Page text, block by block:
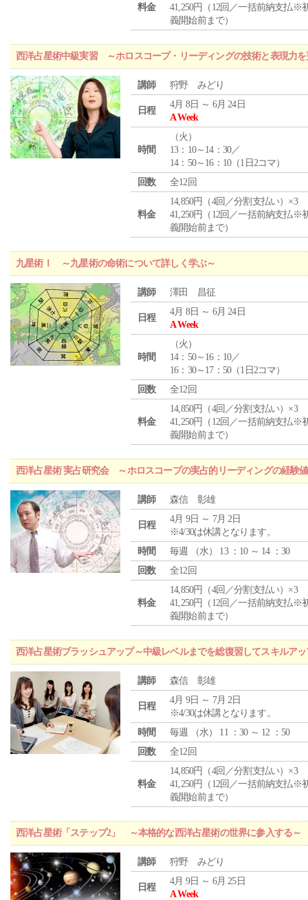
料金
41,250円（12回／一括前納支払※
義開始前まで）
西洋占星術中級実習 ～ホロスコープ・リーディングの技術と表現力
講師 狩野 みどり
日程
4月 8日 ～ 6月 24日
A Week
時間
（火 ）
13：10～14：30／
14：50～16：10（1日2コマ）
回数
全12回
料金
14,850円（4回／分割支払い）×3
41,250円（12回／一括前納支払※
義開始前まで）
九星術Ⅰ ～九星術の命術について詳しく学ぶ～
講師 澤田 昌征
日程
4月 8日 ～ 6月 24日
A Week
時間
（火 ）
14：50～16：10／
16：30～17：50（1日2コマ）
回数
全12回
料金
14,850円（4回／分割支払い）×3
41,250円（12回／一括前納支払※
義開始前まで）
西洋占星術 実占研究会 ～ホロスコープの実占的リーディングの経験
講師 森信 彰雄
日程
4月 9日 ～ 7月 2日
※4/30は休講となります。
時間
毎週 （水） 13 ：10 ～ 14 ：30
回数
全12回
料金
14,850円（4回／分割支払い）×3
41,250円（12回／一括前納支払※
義開始前まで）
西洋占星術ブラッシュアップ～中級レベルまでを総復習してスキルア
講師 森信 彰雄
日程
4月 9日 ～ 7月 2日
※4/30は休講となります。
時間
毎週 （水） 11 ：30 ～ 12 ：50
回数
全12回
料金
14,850円（4回／分割支払い）×3
41,250円（12回／一括前納支払※
義開始前まで）
西洋占星術「ステップ2」 ～本格的な西洋占星術の世界に参入する～
講師 狩野 みどり
日程
4月 9日 ～ 6月 25日
A Week